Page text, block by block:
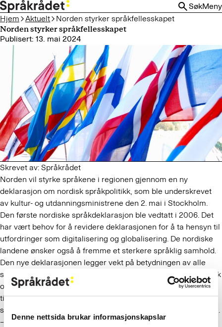
Denne nettsida brukar informasjonskapslar
HOPP
TIL
HOVEDINNHOLD
SøkMeny
Hjem
Aktuelt
Norden styrker språkfellesskapet
Norden styrker språkfellesskapet
Publisert: 13. mai 2024
Skrevet av: Språkrådet
Norden vil styrke språkene i regionen gjennom en ny
deklarasjon om nordisk språkpolitikk, som ble underskrevet
av kultur- og utdanningsministrene den 2. mai i Stockholm.
Den første nordiske språkdeklarasjon ble vedtatt i 2006. Det
har vært behov for å revidere deklarasjonen for å ta hensyn til
utfordringer som digitalisering og globalisering. De nordiske
landene ønsker også å fremme et sterkere språklig samhold.
Den nye deklarasjonen legger vekt på betydningen av alle
språk i Norden – fra de skandinaviske språkene dansk, svensk
og norsk til finsk, islandsk, samisk, færøysk og grønlandsk. I
tillegg anerkjenner den tegnspråk, nyere minoritetsspråk og
språkene til en rekke minoriteter som har levd lenge i Norden.
– Språkene i de nordiske landene er små i